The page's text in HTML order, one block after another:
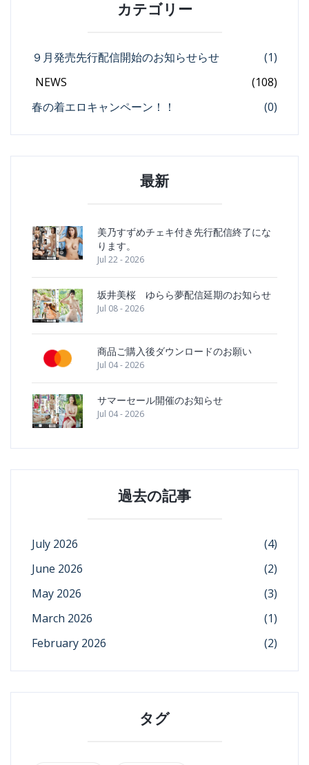
カテゴリー
９月発売先行配信開始のお知らせらせ
(1)
NEWS
(108)
春の着エロキャンペーン！！
(0)
最新
美乃すずめチェキ付き先行配信終了にな
ります。
Jul 22 - 2026
坂井美桜 ゆらら夢配信延期のお知らせ
Jul 08 - 2026
商品ご購入後ダウンロードのお願い
Jul 04 - 2026
サマーセール開催のお知らせ
Jul 04 - 2026
過去の記事
July 2026
(4)
June 2026
(2)
May 2026
(3)
March 2026
(1)
February 2026
(2)
タグ